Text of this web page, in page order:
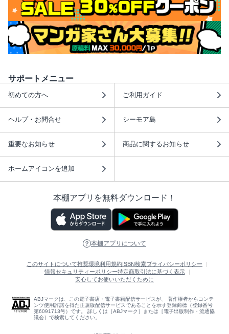
サポートメニュー
初めての方へ ご利用ガイド
ヘルプ・お問合せ シーモア島
重要なお知らせ 商品に関するお知らせ
ホームアイコンを追加
本棚アプリを無料ダウンロード！
本棚アプリについて
このサイトについて推奨環境利用規約 ISBN検索プライバシーポリシー
情報セキュリティーポリシー特定商取引法に基づく表示
安心してお使いいただくために
ABJマークは、この電子書店・電子書籍配信サービスが、 著作権者からコンテ
ンツ使用許諾を得た正規版配信サービスであることを示す登録商標（登録番号
第6091713号）です。 詳しくは［ABJマーク］または［電子出版制作・流通協
議会］で検索してください。